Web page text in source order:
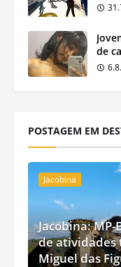
de
POSTAGEM EM
Jacobina
Jacobina:
de atividades
Miguel das